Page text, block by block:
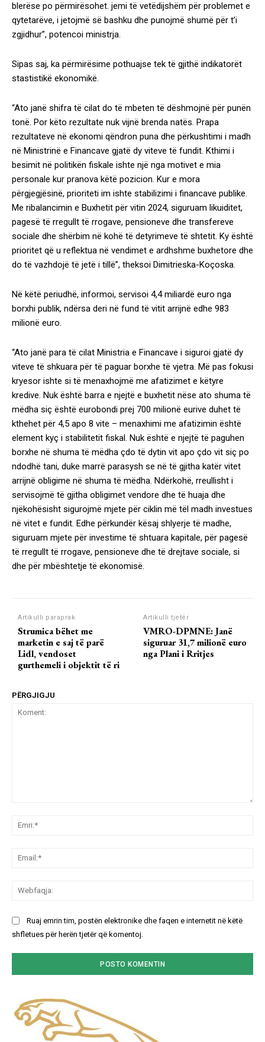
blerëse po përmirësohet. jemi të vetëdijshëm për problemet e
qytetarëve, i jetojmë së bashku dhe punojmë shumë për t’i
zgjidhur”, potencoi ministrja.
Sipas saj, ka përmirësime pothuajse tek të gjithë indikatorët
stastistikë ekonomikë.
“Ato janë shifra të cilat do të mbeten të dëshmojnë për punën
tonë. Por këto rezultate nuk vijnë brenda natës. Prapa
rezultateve në ekonomi qëndron puna dhe përkushtimi i madh
në Ministrinë e Financave gjatë dy viteve të fundit. Kthimi i
besimit në politikën fiskale ishte një nga motivet e mia
personale kur pranova këtë pozicion. Kur e mora
përgjegjësinë, prioriteti im ishte stabilizimi i financave publike.
Me ribalancimin e Buxhetit për vitin 2024, siguruam likuiditet,
pagesë të rregullt të rrogave, pensioneve dhe transfereve
sociale dhe shërbim në kohë të detyrimeve të shtetit. Ky është
prioritet që u reflektua në vendimet e ardhshme buxhetore dhe
do të vazhdojë të jetë i tillë”, theksoi Dimitrieska-Koçoska.
Në këtë periudhë, informoi, servisoi 4,4 miliardë euro nga
borxhi publik, ndërsa deri në fund të vitit arrijnë edhe 983
milionë euro.
“Ato janë para të cilat Ministria e Financave i siguroi gjatë dy
viteve të shkuara për të paguar borxhe të vjetra. Më pas fokusi
kryesor ishte si të menaxhojmë me afatizimet e këtyre
kredive. Nuk është barra e njejtë e buxhetit nëse ato shuma të
mëdha siç është eurobondi prej 700 milionë eurive duhet të
kthehet për 4,5 apo 8 vite – menaxhimi me afatizimin është
element kyç i stabilitetit fiskal. Nuk është e njejtë të paguhen
borxhe në shuma të mëdha çdo të dytin vit apo çdo vit siç po
ndodhë tani, duke marrë parasysh se në të gjitha katër vitet
arrijnë obligime në shuma të mëdha. Ndërkohë, rreullisht i
servisojmë të gjitha obligimet vendore dhe të huaja dhe
njëkohësisht sigurojmë mjete për ciklin më tël madh investues
në vitet e fundit. Edhe përkundër kësaj shlyerje të madhe,
siguruam mjete për investime të shtuara kapitale, për pagesë
të rregullt të rrogave, pensioneve dhe të drejtave sociale, si
dhe për mbështetje të ekonomisë.
Artikulli paraprak
Strumica bëhet me
marketin e saj të parë
Lidl, vendoset
gurthemeli i objektit të ri
Artikulli tjetër
VMRO-DPMNE: Janë
siguruar 31,7 milionë euro
nga Plani i Rritjes
PËRGJIGJU
Ruaj emrin tim, postën elektronike dhe faqen e internetit në këtë
shfletues për herën tjetër që komentoj.